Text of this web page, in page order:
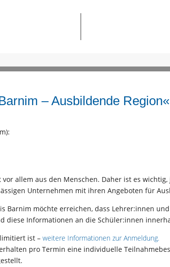
– Ausbildende
allem aus den Menschen. Daher ist es
Unternehmen mit ihren Angeboten für
Barnim möchte erreichen, dass Lehrer:innen
diese Informationen an die Schüler:innen
ist – weitere Informationen zur Anmeldung.
pro Termin eine individuelle